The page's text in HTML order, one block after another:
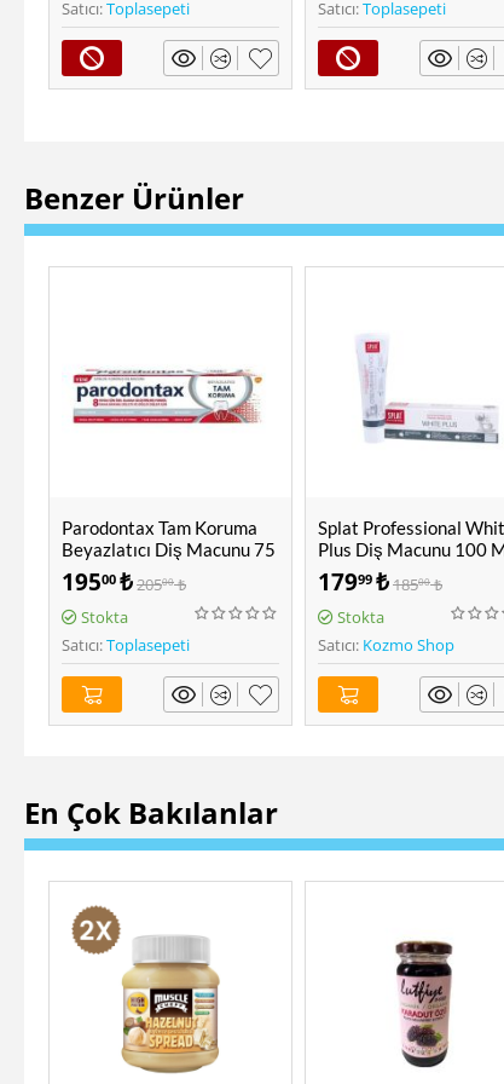
Satıcı:Toplasepeti Satıcı:Toplasepeti
Benzer Ürünler
Splat Professional White
Plus Diş Macunu 100 ML
17999 ₺18500 ₺
Stokta
Satıcı:Kozmo Shop
Splat Baby Elma & Muz
Tadında 0-3 Yaş Diş
Macunu 40 ML + Diş
Fırçası
21000 ₺22000 ₺
Stokta
Satıcı: Kozmo Shop
En Çok Bakılanlar